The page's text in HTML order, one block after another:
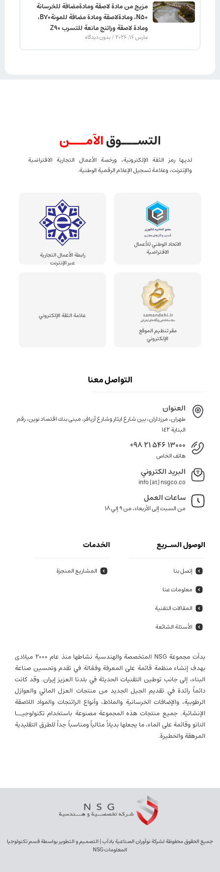
مزيج من مادة لاصقة ومادةمضافة للخرسانة
N50، ومادةلاصقة ومادة مضافة للمونةB70،
ومادة لاصقة وراتنج مانعة للتسرب Z90
مارس 16, 2026 بدون دیدگاه
التســـوقالآمـــن
لديها رمز الثقة الإلكترونية، ورخصة الأعمال التجارية الافتراضية
والإنترنت، وعلامة تسجيل الإعلام الرقمية الوطنية.
الاتحاد الوطني للأعمال
الافتراضية
رابطة الأعمال التجارية
عبر الإنترنت
مقر تنظيم الموقع
الإلكتروني
علامة الثقة الإلكتروني
التواصل معنا
العنوان
طهران، مرزداران، بين شارع ايثار وشارع آريافر، مبنى بنك اقتصاد نوين، رقم
البناية ١٤٢
+98 21 546 13000
هاتف الخاص
البريد الكتروني
info [at] nsgco.co
ساعات العمل
من السبت إلى الأربعاء، من 9 إلي 18
الوصول السـريع
إتصل بنا
معلومات عنا
المقالات التقنية
الأسئلة الشائعة
الخدمات
المشاريع المنجزة
بدأت مجموعة NSG المتخصصة والهندسية نشاطها منذ عام 2000 میلادی
بهدف إنشاء منظمة قائمة على المعرفة وفعّالة في تقدم وتحسين صناعة
البناء، إلى جانب توطين التقنيات الحديثة في بلدنا العزيز إيران. وقد كانت
دائماً رائدة في تقديم الجيل الجديد من منتجات العزل المائي والعوازل
الرطوبية، والإضافات الخرسانية والملاط، وأنواع الراتنجات والمواد اللاصقة
الإنشائية. جميع منتجات هذه المجموعة مصنوعة باستخدام تكنولوجيــا
النانو وقائمة على الماء، ما يجعلها بديلاً مثالياً ومناسباً جداً للطرق التقليدية
المرهقة والخطيرة.
جميع الحقوق محفوظة لشركة نوآوران الصناعية بادآب | التصميم و التطوير بواسطة قسم تكنولوجيا
المعلومات NSG